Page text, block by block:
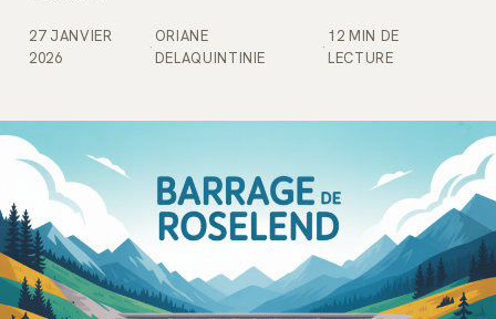
27 JANVIER
2026
·
ORIANE
DELAQUINTINIE
·
12 MIN DE
LECTURE